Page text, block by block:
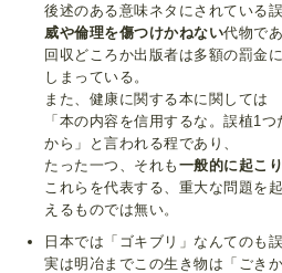
後述のある意味ネタにされている誤
威や倫理を傷つけかねない代物で
回収どころか出版者は多額の罰金
しまっている。
また、健康に関する本に関しては
「本の内容を信用するな。誤植1
から」と言われる程であり、
たった一つ、それも 一般的に起こ
これらを代表する、重大な問題を
えるものでは無い。
日本では「ゴキブリ」なんてのも
実は明冶までこの生き物は「ごき